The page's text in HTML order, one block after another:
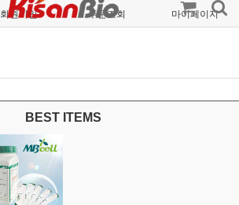
회원가입 주문조회 마이페이지
BEST ITEMS